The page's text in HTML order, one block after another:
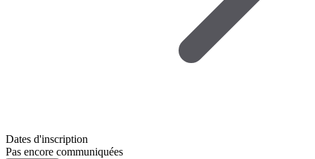
Dates d'inscription
Pas encore communiquées